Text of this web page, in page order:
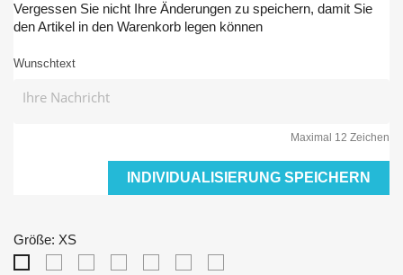
Vergessen Sie nicht Ihre Änderungen zu speichern, damit Sie
den Artikel in den Warenkorb legen können
Wunschtext
Maximal 12 Zeichen
INDIVIDUALISIERUNG SPEICHERN
Größe: XS